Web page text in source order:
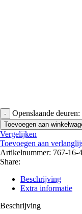
Openslaande
Toevoegen aan
Vergelijken
Toevoegen aan
Artikelnummer: 767-16-
Share:
Beschrijving
Extra informatie
Beschrijving